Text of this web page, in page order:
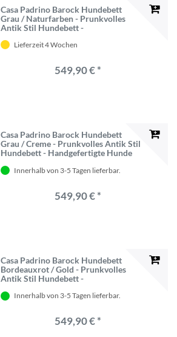
Casa Padrino Barock Hundebett
Grau / Naturfarben - Prunkvolles
Antik Stil Hundebett -
Barockstil - Barock Tiermöbel - Antik
Lieferzeit 4 Wochen
549,90 € *
Casa Padrino Barock Hundebett
Grau / Creme - Prunkvolles Antik Stil
Hundebett - Handgefertigte Hunde
Tiermöbel - Antik Stil Tiermöbel
Innerhalb von 3-5 Tagen lieferbar.
549,90 € *
Casa Padrino Barock Hundebett
Bordeauxrot / Gold - Prunkvolles
Antik Stil Hundebett -
Barockstil - Barock Tiermöbel - Antik
Innerhalb von 3-5 Tagen lieferbar.
549,90 € *